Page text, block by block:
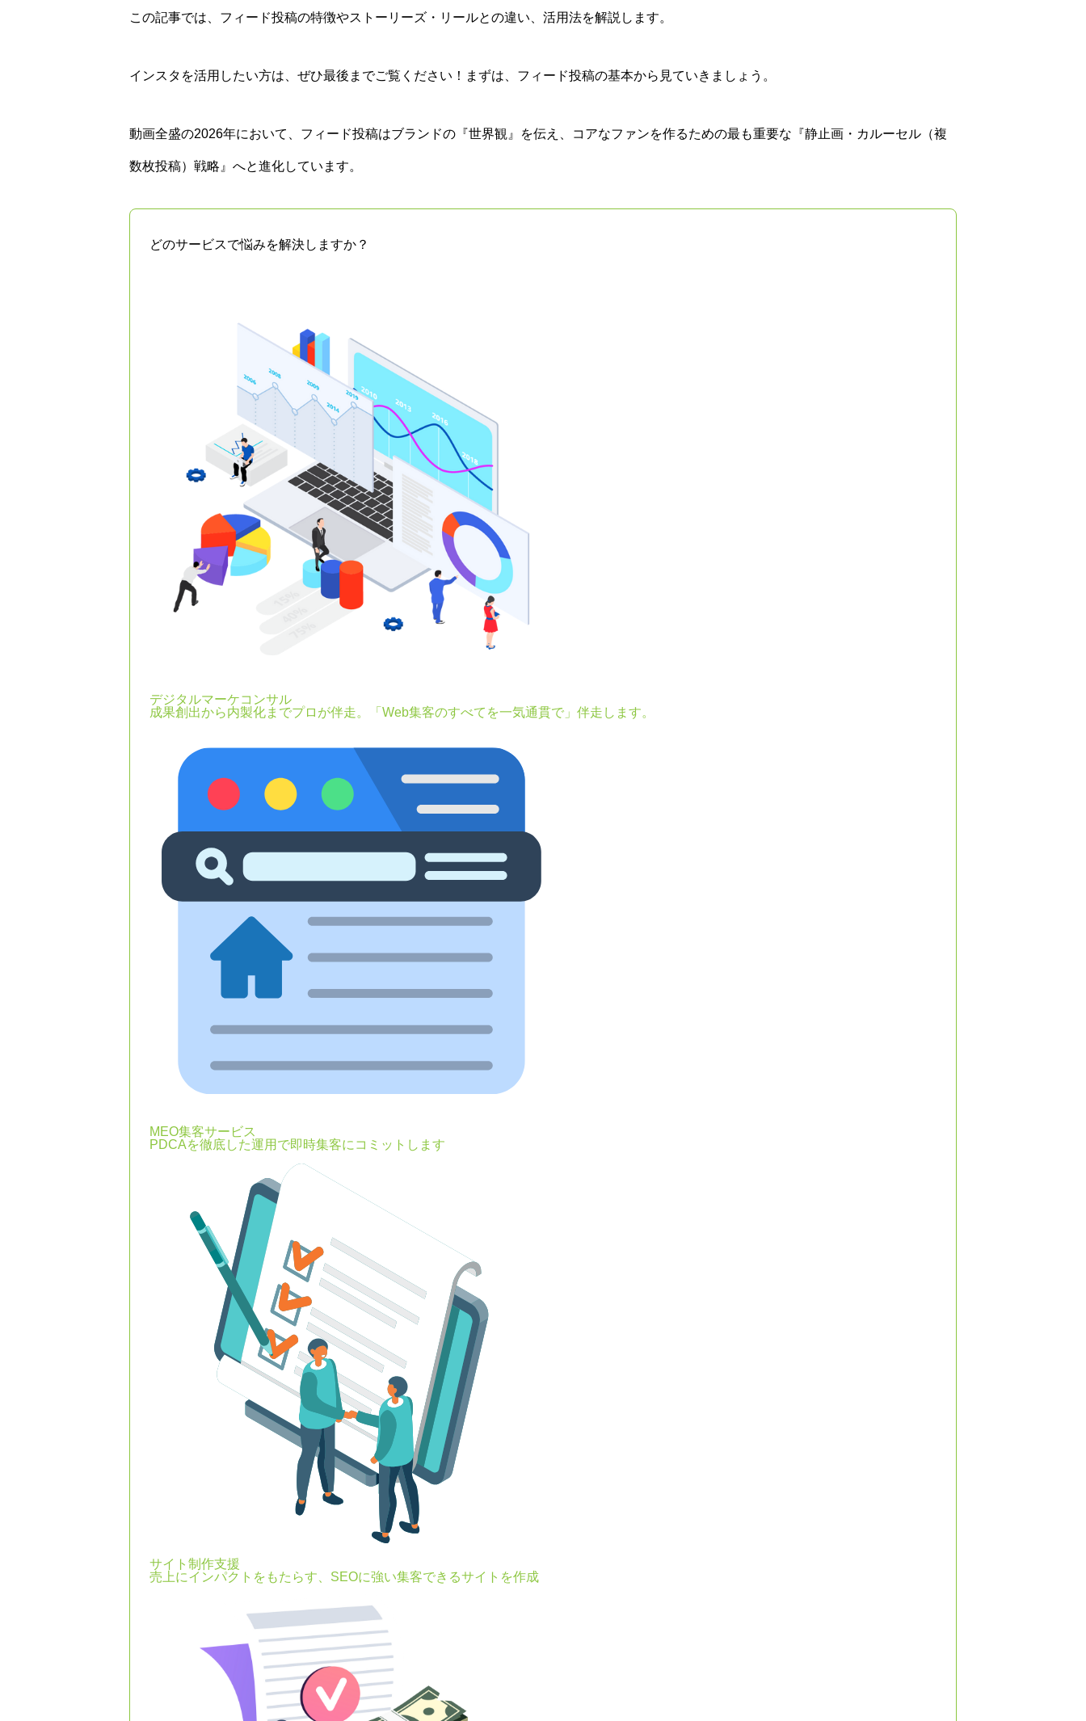
この記事では、フィード投稿の特徴やストーリーズ・リールとの違い、活用法を解説します。
インスタを活用したい方は、ぜひ最後までご覧ください！まずは、フィード投稿の基本から見ていきましょう。
動画全盛の2026年において、フィード投稿はブランドの『世界観』を伝え、コアなファンを作るための最も重要な『静止画・カルーセル（複
数枚投稿）戦略』へと進化しています。
どのサービスで悩みを解決しますか？
デジタルマーケコンサル
成果創出から内製化までプロが伴走。「Web集客のすべてを一気通貫で」伴走します。
MEO集客サービス
PDCAを徹底した運用で即時集客にコミットします
サイト制作支援
売上にインパクトをもたらす、SEOに強い集客できるサイトを作成